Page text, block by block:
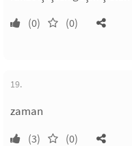
(0) (0)
19.
zaman
(3) (0)